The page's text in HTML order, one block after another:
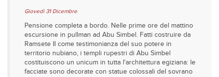
Giovedì 31 Dicembre
Pensione completa a bordo. Nelle prime ore del mattino
escursione in pullman ad Abu Simbel. Fatti costruire da
Ramsete II come testimonianza del suo potere in
territorio nubiano, i templi rupestri di Abu Simbel
costituiscono un unicum in tutta l'architettura egiziana: le
facciate sono decorate con statue colossali del sovrano